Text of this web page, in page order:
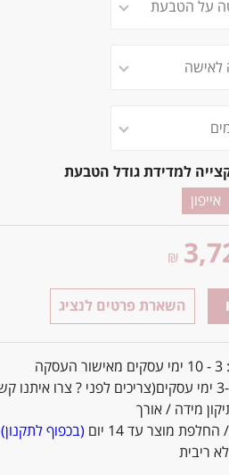
למדידת גודל הטבעת
אייפון
₪
השארת פרטים לנציג
מידה / אורך
מוצר עד 14 יום
(בכפוף לתקנון)
ריבית